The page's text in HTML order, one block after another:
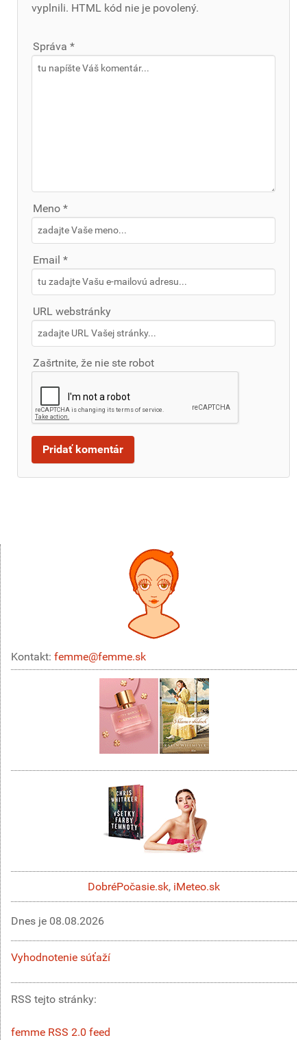
vyplnili. HTML kód nie je povolený.
Správa *
Meno *
Email *
URL webstránky
Zašrtnite, že nie ste robot
Kontakt: femme@femme.sk
DobréPočasie.sk, iMeteo.sk
Dnes je 08.08.2026
Vyhodnotenie súťaží
RSS tejto stránky:
femme RSS 2.0 feed